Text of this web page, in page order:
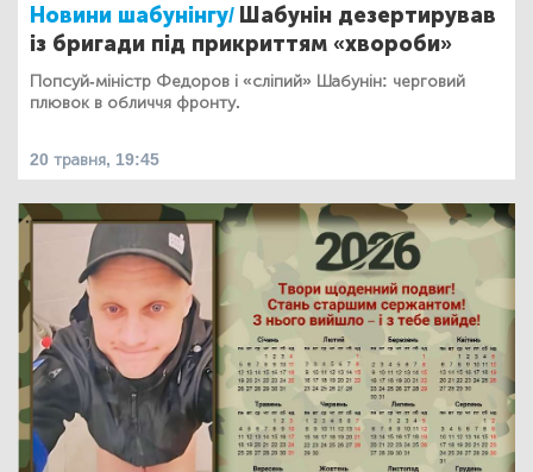
Новини шабунінгу/ Шабунін дезертирував
із бригади під прикриттям «хвороби»
Попсуй-міністр Федоров і «сліпий» Шабунін: черговий
плювок в обличчя фронту.
20 травня, 19:45